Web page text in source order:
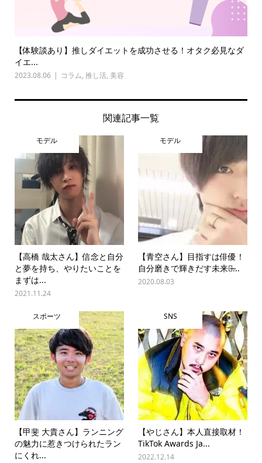
【体験談あり】推しダイエットを成功させる！オタク必見なダ
イエ...
2023.08.06 コラム, 推し活, 美容
関連記事一覧
モデル
【高橋 哉太さん】信念と自分
と夢を持ち、やりたいことを
まずは...
2021.11.24
モデル
【青空さん】目指すは俳優！
自分磨きで輝きだす未来！̶...
2020.08.03
スポーツ
【甲斐 大貴さん】ランニング
の魅力に惹きつけられたラン
にくれ...
SNS
【やじさん】本人直接取材！
TikTok Awards Ja...
2022.12.14